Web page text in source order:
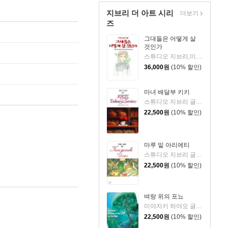
지브리 더 아트 시리
즈
그대들은 어떻게 살
것인가
스튜디오 지브리,미야자키 하야오 공저
36,000원 (10% 할인)
마녀 배달부 키키
스튜디오 지브리 글,그림
22,500원 (10% 할인)
마루 밑 아리에티
스튜디오 지브리 글그림
22,500원 (10% 할인)
벼랑 위의 포뇨
미야자키 하야오 글,그림
22,500원 (10% 할인)
더보기